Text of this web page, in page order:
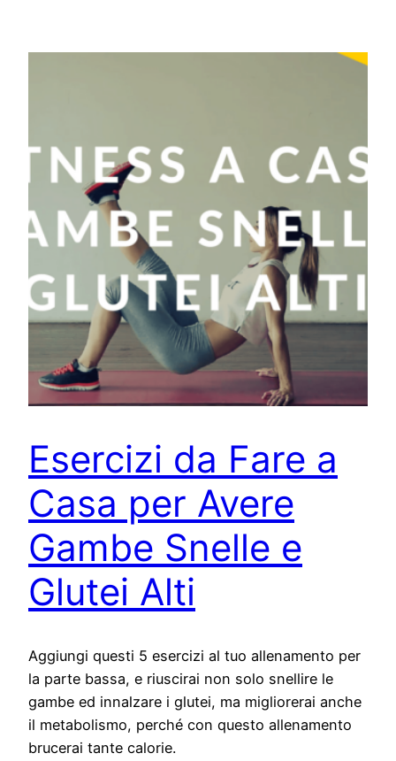
Esercizi da Fare a
Casa per Avere
Gambe Snelle e
Glutei Alti
Aggiungi questi 5 esercizi al tuo allenamento per
la parte bassa, e riuscirai non solo snellire le
gambe ed innalzare i glutei, ma migliorerai anche
il metabolismo, perché con questo allenamento
brucerai tante calorie.